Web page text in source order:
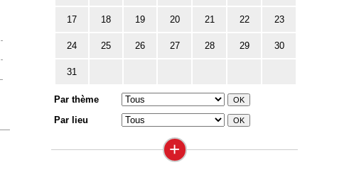
17 18 19 20 21 22 23
24 25 26 27 28 29 30
31
Par thème
Par lieu
+